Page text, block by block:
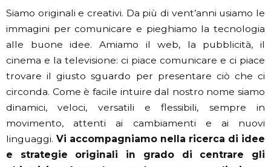
Siamo originali e creativi. Da più di vent’anni usiamo le
immagini per comunicare e pieghiamo la tecnologia
alle buone idee. Amiamo il web, la pubblicità, il
cinema e la televisione: ci piace comunicare e ci piace
trovare il giusto sguardo per presentare ciò che ci
circonda. Come è facile intuire dal nostro nome siamo
dinamici, veloci, versatili e flessibili, sempre in
movimento, attenti ai cambiamenti e ai nuovi
linguaggi. Vi accompagniamo nella ricerca di idee
e strategie originali in grado di centrare gli